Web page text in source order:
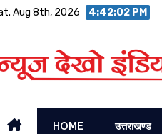
Aug 8th, 2026 4:42:03 PM
HOME उत्तराखण्ड